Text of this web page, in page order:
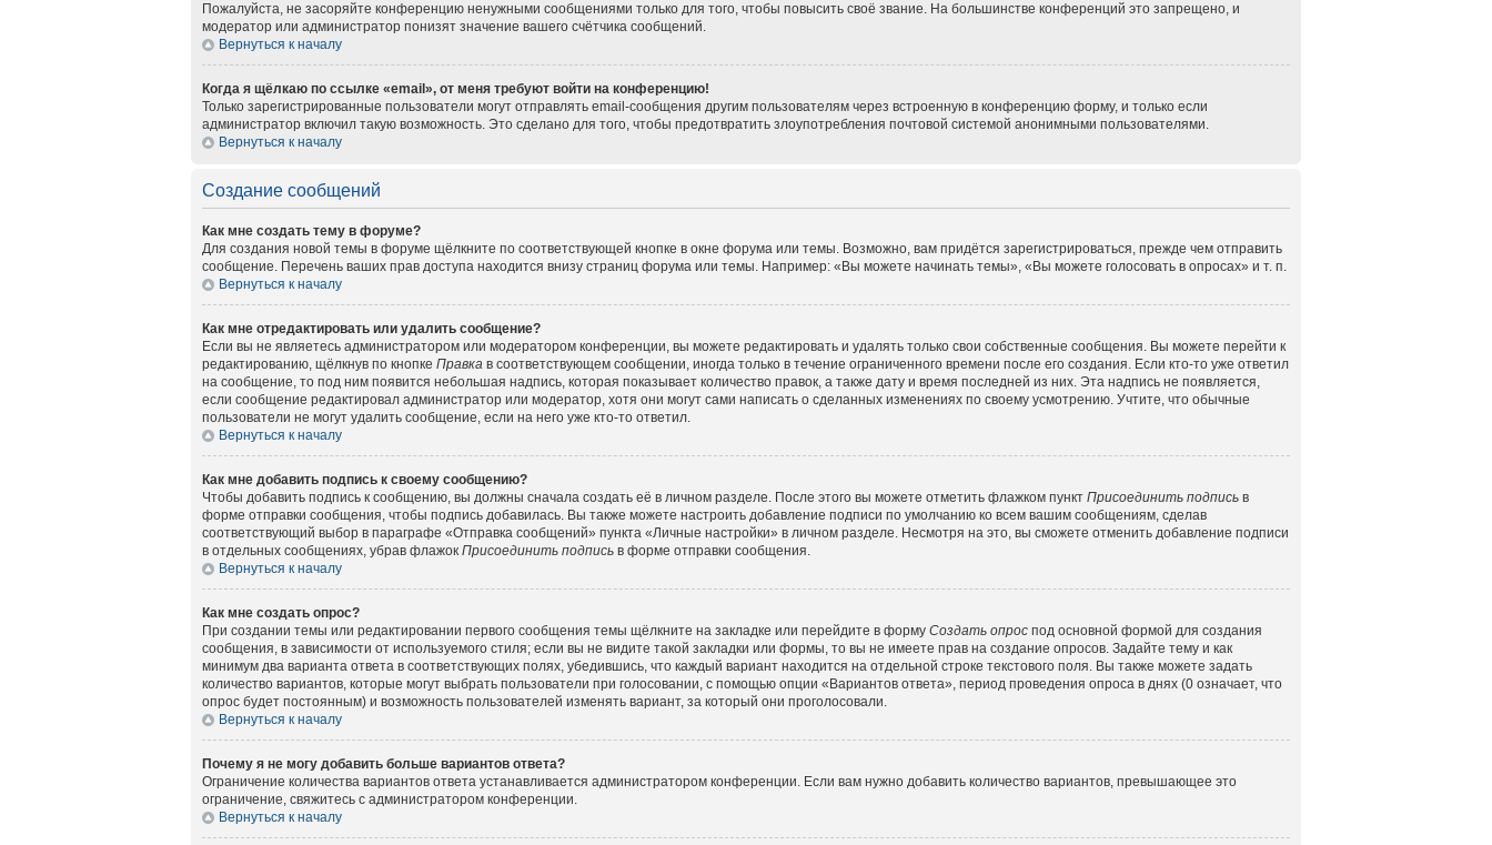
Пожалуйста, не засоряйте конференцию ненужными сообщениями только для того, чтобы повысить своё звание. На большинстве конференций это запрещено, и
модератор или администратор понизят значение вашего счётчика сообщений.
Вернуться к началу
Когда я щёлкаю по ссылке «email», от меня требуют войти на конференцию!
Только зарегистрированные пользователи могут отправлять email-сообщения другим пользователям через встроенную в конференцию форму, и только если
администратор включил такую возможность. Это сделано для того, чтобы предотвратить злоупотребления почтовой системой анонимными пользователями.
Вернуться к началу
Создание сообщений
Как мне создать тему в форуме?
Для создания новой темы в форуме щёлкните по соответствующей кнопке в окне форума или темы. Возможно, вам придётся зарегистрироваться, прежде чем отправить
сообщение. Перечень ваших прав доступа находится внизу страниц форума или темы. Например: «Вы можете начинать темы», «Вы можете голосовать в опросах» и т. п.
Вернуться к началу
Как мне отредактировать или удалить сообщение?
Если вы не являетесь администратором или модератором конференции, вы можете редактировать и удалять только свои собственные сообщения. Вы можете перейти к
редактированию, щёлкнув по кнопке Правка в соответствующем сообщении, иногда только в течение ограниченного времени после его создания. Если кто-то уже ответил
на сообщение, то под ним появится небольшая надпись, которая показывает количество правок, а также дату и время последней из них. Эта надпись не появляется,
если сообщение редактировал администратор или модератор, хотя они могут сами написать о сделанных изменениях по своему усмотрению. Учтите, что обычные
пользователи не могут удалить сообщение, если на него уже кто-то ответил.
Вернуться к началу
Как мне добавить подпись к своему сообщению?
Чтобы добавить подпись к сообщению, вы должны сначала создать её в личном разделе. После этого вы можете отметить флажком пункт Присоединить подпись в
форме отправки сообщения, чтобы подпись добавилась. Вы также можете настроить добавление подписи по умолчанию ко всем вашим сообщениям, сделав
соответствующий выбор в параграфе «Отправка сообщений» пункта «Личные настройки» в личном разделе. Несмотря на это, вы сможете отменить добавление подписи
в отдельных сообщениях, убрав флажок Присоединить подпись в форме отправки сообщения.
Вернуться к началу
Как мне создать опрос?
При создании темы или редактировании первого сообщения темы щёлкните на закладке или перейдите в форму Создать опрос под основной формой для создания
сообщения, в зависимости от используемого стиля; если вы не видите такой закладки или формы, то вы не имеете прав на создание опросов. Задайте тему и как
минимум два варианта ответа в соответствующих полях, убедившись, что каждый вариант находится на отдельной строке текстового поля. Вы также можете задать
количество вариантов, которые могут выбрать пользователи при голосовании, с помощью опции «Вариантов ответа», период проведения опроса в днях (0 означает, что
опрос будет постоянным) и возможность пользователей изменять вариант, за который они проголосовали.
Вернуться к началу
Почему я не могу добавить больше вариантов ответа?
Ограничение количества вариантов ответа устанавливается администратором конференции. Если вам нужно добавить количество вариантов, превышающее это
ограничение, свяжитесь с администратором конференции.
Вернуться к началу